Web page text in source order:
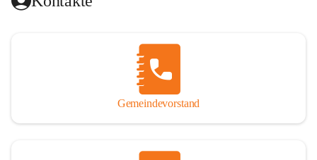
Gemeindevorstand